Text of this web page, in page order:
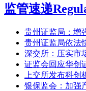
监管速递
贵州证监局：增
贵州证监局依法
深交所：压实市
证监会回应华创
上交所发布科
银保监会：加强